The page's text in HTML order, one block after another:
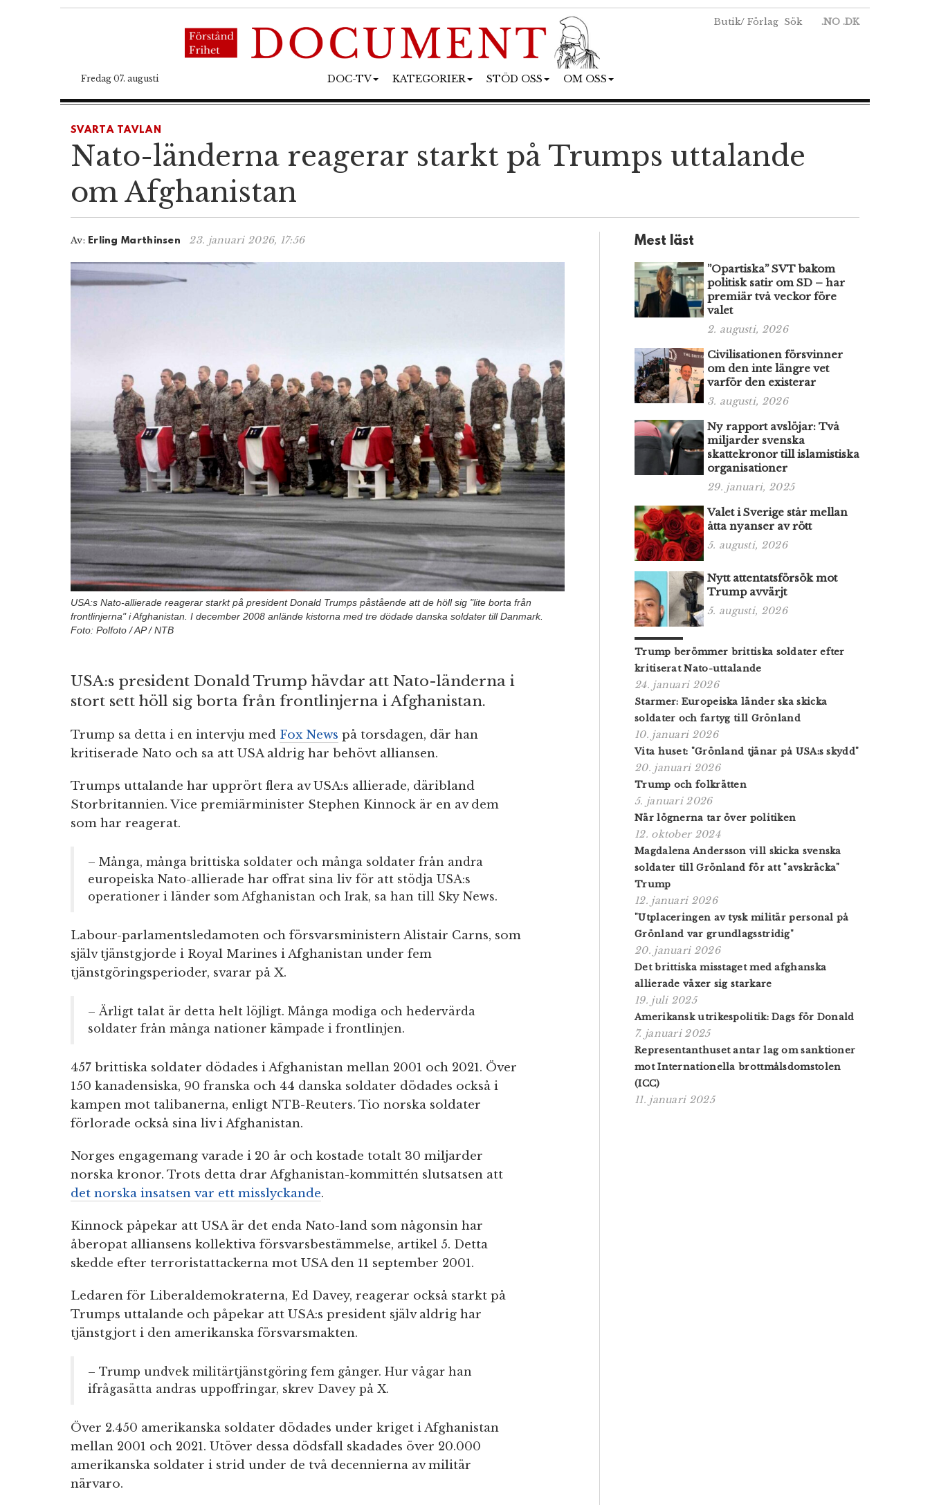
Butik/ Förlag Sök .NO .DK
Fredag 07. augusti DOC-TV KATEGORIER STÖD OSS OM OSS
SVARTA TAVLAN
Nato-länderna reagerar starkt på Trumps uttalande
om Afghanistan
Av: Erling Marthinsen 23. januari 2026, 17:56
USA:s Nato-allierade reagerar starkt på president Donald Trumps påstående att de höll sig "lite borta från
frontlinjerna" i Afghanistan. I december 2008 anlände kistorna med tre dödade danska soldater till Danmark.
Foto: Polfoto / AP / NTB
USA:s president Donald Trump hävdar att Nato-länderna i
stort sett höll sig borta från frontlinjerna i Afghanistan.
Trump sa detta i en intervju med Fox News på torsdagen, där han
kritiserade Nato och sa att USA aldrig har behövt alliansen.
Trumps uttalande har upprört flera av USA:s allierade, däribland
Storbritannien. Vice premiärminister Stephen Kinnock är en av dem
som har reagerat.
– Många, många brittiska soldater och många soldater från andra
europeiska Nato-allierade har offrat sina liv för att stödja USA:s
operationer i länder som Afghanistan och Irak, sa han till Sky News.
Labour-parlamentsledamoten och försvarsministern Alistair Carns, som
själv tjänstgjorde i Royal Marines i Afghanistan under fem
tjänstgöringsperioder, svarar på X.
– Ärligt talat är detta helt löjligt. Många modiga och hedervärda
soldater från många nationer kämpade i frontlinjen.
457 brittiska soldater dödades i Afghanistan mellan 2001 och 2021. Över
150 kanadensiska, 90 franska och 44 danska soldater dödades också i
kampen mot talibanerna, enligt NTB-Reuters. Tio norska soldater
förlorade också sina liv i Afghanistan.
Norges engagemang varade i 20 år och kostade totalt 30 miljarder
norska kronor. Trots detta drar Afghanistan-kommittén slutsatsen att
det norska insatsen var ett misslyckande.
Kinnock påpekar att USA är det enda Nato-land som någonsin har
åberopat alliansens kollektiva försvarsbestämmelse, artikel 5. Detta
skedde efter terroristattackerna mot USA den 11 september 2001.
Ledaren för Liberaldemokraterna, Ed Davey, reagerar också starkt på
Trumps uttalande och påpekar att USA:s president själv aldrig har
tjänstgjort i den amerikanska försvarsmakten.
– Trump undvek militärtjänstgöring fem gånger. Hur vågar han
ifrågasätta andras uppoffringar, skrev Davey på X.
Över 2.450 amerikanska soldater dödades under kriget i Afghanistan
mellan 2001 och 2021. Utöver dessa dödsfall skadades över 20.000
amerikanska soldater i strid under de två decennierna av militär
närvaro.
Mest läst
”Opartiska” SVT bakom
politisk satir om SD – har
premiär två veckor före
valet
2. augusti, 2026
Civilisationen försvinner
om den inte längre vet
varför den existerar
3. augusti, 2026
Ny rapport avslöjar: Två
miljarder svenska
skattekronor till islamistiska
organisationer
29. januari, 2025
Valet i Sverige står mellan
åtta nyanser av rött
5. augusti, 2026
Nytt attentatsförsök mot
Trump avvärjt
5. augusti, 2026
Trump berömmer brittiska soldater efter
kritiserat Nato-uttalande
24. januari 2026
Starmer: Europeiska länder ska skicka
soldater och fartyg till Grönland
10. januari 2026
Vita huset: "Grönland tjänar på USA:s skydd"
20. januari 2026
Trump och folkrätten
5. januari 2026
När lögnerna tar över politiken
12. oktober 2024
Magdalena Andersson vill skicka svenska
soldater till Grönland för att "avskräcka"
Trump
12. januari 2026
"Utplaceringen av tysk militär personal på
Grönland var grundlagsstridig"
20. januari 2026
Det brittiska misstaget med afghanska
allierade växer sig starkare
19. juli 2025
Amerikansk utrikespolitik: Dags för Donald
7. januari 2025
Representanthuset antar lag om sanktioner
mot Internationella brottmålsdomstolen
(ICC)
11. januari 2025